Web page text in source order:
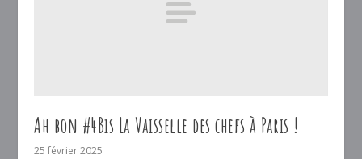
Ah bon #4Bis La Vaisselle des chefs à Paris !
25 février 2025